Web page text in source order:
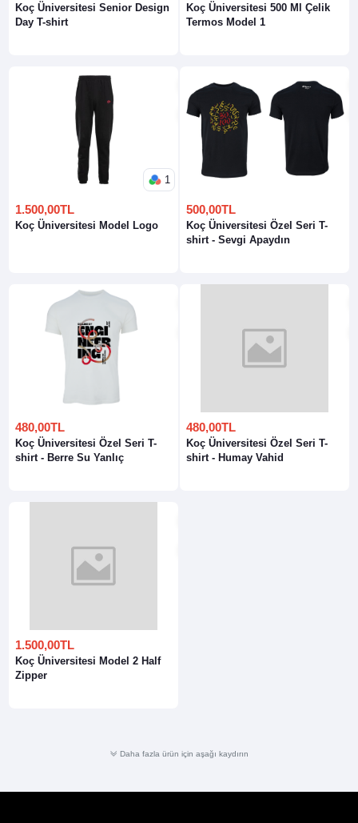
Koç Üniversitesi Senior Design
Day T-shirt
Koç Üniversitesi 500 Ml Çelik
Termos Model 1
1
1.500,00TL
Koç Üniversitesi Model Logo
500,00TL
Koç Üniversitesi Özel Seri T-
shirt - Sevgi Apaydın
480,00TL
Koç Üniversitesi Özel Seri T-
shirt - Berre Su Yanlıç
480,00TL
Koç Üniversitesi Özel Seri T-
shirt - Humay Vahid
1.500,00TL
Koç Üniversitesi Model 2 Half
Zipper
Daha fazla ürün için aşağı kaydırın